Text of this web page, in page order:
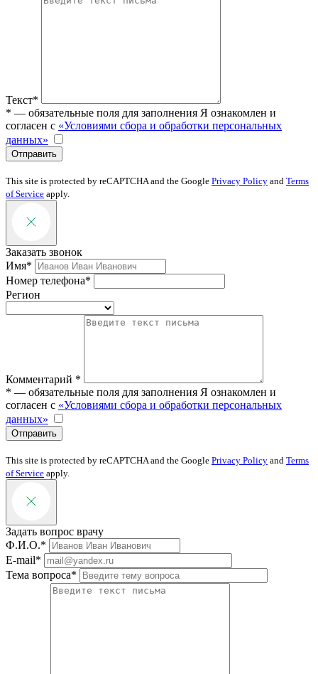
Текст*
* — обязательные поля для заполнения Я ознакомлен и
согласен с «Условиями сбора и обработки персональных
данных»
Отправить
This site is protected by reCAPTCHA and the Google Privacy Policy and Terms
of Service apply.
Заказать звонок
Имя*
Номер телефона*
Регион
Комментарий *
* — обязательные поля для заполнения Я ознакомлен и
согласен с «Условиями сбора и обработки персональных
данных»
Отправить
This site is protected by reCAPTCHA and the Google Privacy Policy and Terms
of Service apply.
Задать вопрос врачу
Ф.И.О.*
E-mail*
Тема вопроса*